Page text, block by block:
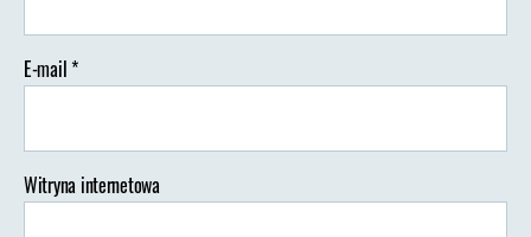
E-mail*
Witryna internetowa